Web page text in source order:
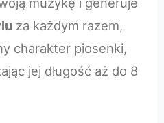
za każdym razem,
charakter piosenki,
jej długość aż do 8